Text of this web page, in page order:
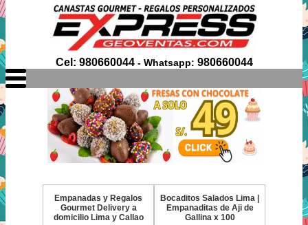
Cel: 980660044- Whatsapp: 980660044
Empanadas y Regalos
Gourmet Delivery a
domicilio Lima y Callao
Bocaditos Salados Lima |
Empanaditas de Aji de
Gallina x 100